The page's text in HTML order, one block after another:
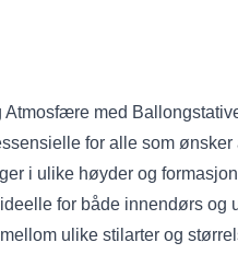
Atmosfære med
for alle som
i ulike høyder og
for både innendørs
ulike stilarter og